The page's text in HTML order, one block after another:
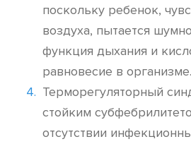
поскольку ребенок,
воздуха, пытается
функция дыхания и
равновесие в организме.
Терморегуляторный
стойким
отсутствии